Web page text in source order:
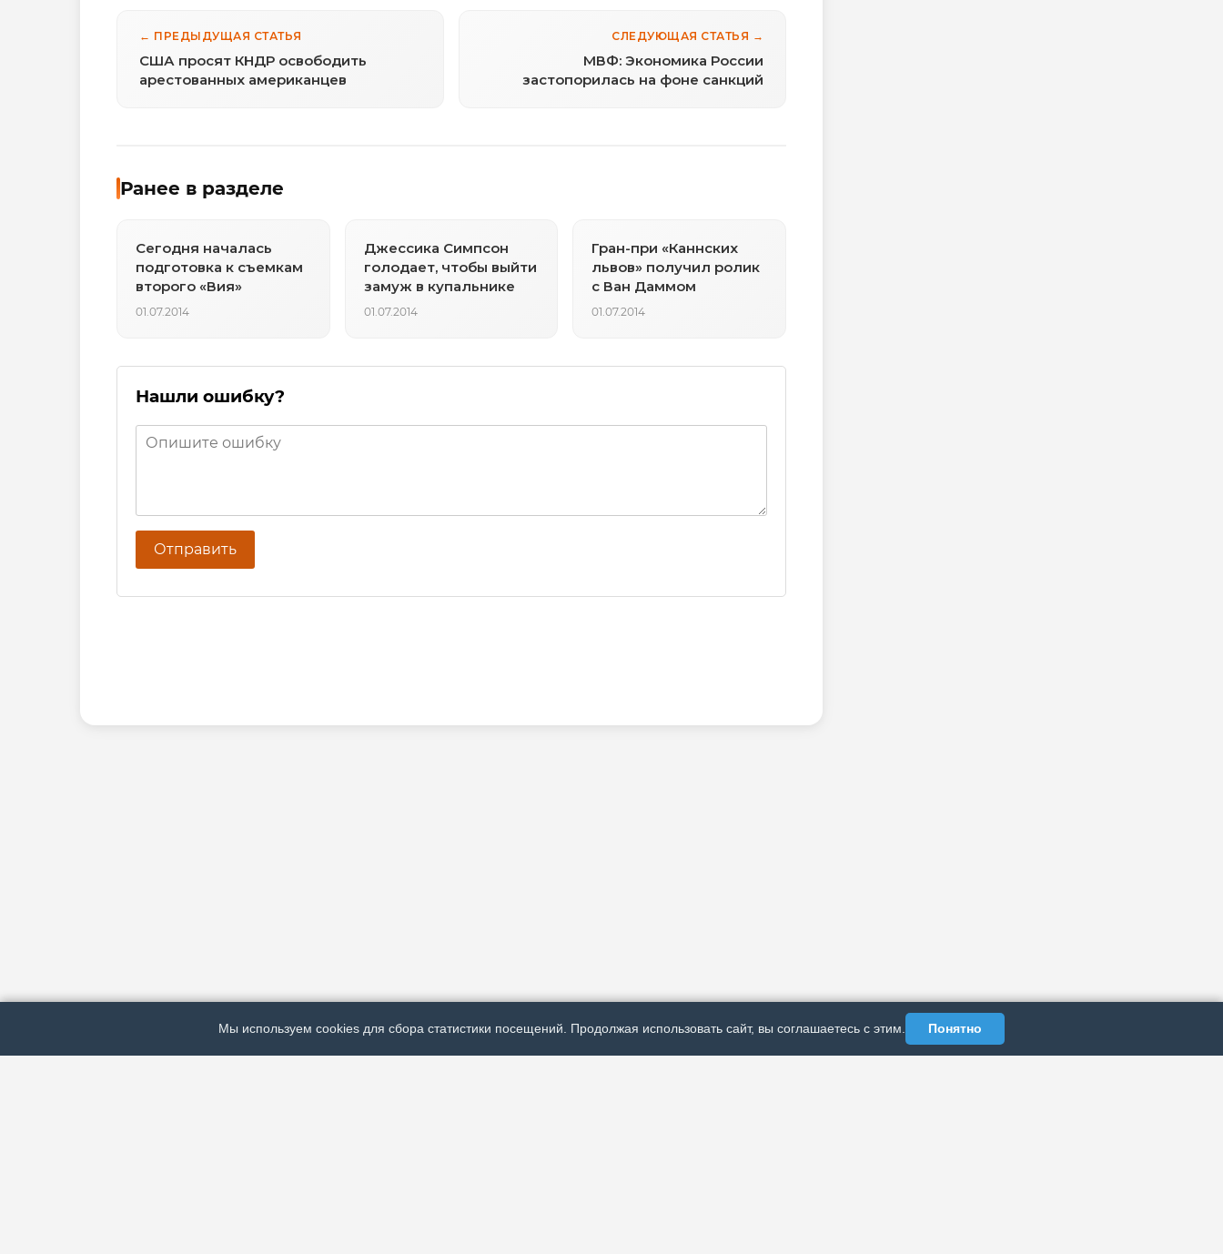
← ПРЕДЫДУЩАЯ СТАТЬЯ
США просят КНДР освободить
арестованных американцев
СЛЕДУЮЩАЯ СТАТЬЯ →
МВФ: Экономика России
застопорилась на фоне санкций
Ранее в разделе
Сегодня началась
подготовка к съемкам
второго «Вия»
01.07.2014
Джессика Симпсон
голодает, чтобы выйти
замуж в купальнике
01.07.2014
Гран-при «Каннских
львов» получил ролик
с Ван Даммом
01.07.2014
Нашли ошибку?
Отправить
Мы используем cookies для сбора статистики посещений. Продолжая использовать сайт, вы соглашаетесь с этим. Понятно